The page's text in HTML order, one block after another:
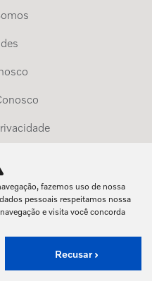
o outro salva vidas.
fazemos uso de nossa
pessoais respeitamos nossa
e visita você concorda
Recusar